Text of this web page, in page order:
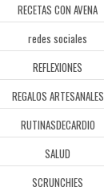
RECETAS CON AVENA
redes sociales
REFLEXIONES
REGALOS ARTESANALES
RUTINASDECARDIO
SALUD
SCRUNCHIES